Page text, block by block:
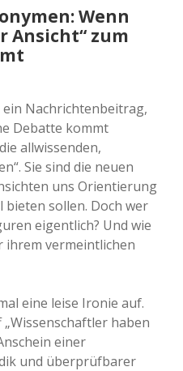
Wenn
Ansicht“ zum
ein Nachrichtenbeitrag,
Debatte kommt
allwissenden,
Sie sind die neuen
uns Orientierung
sollen. Doch wer
eigentlich? Und wie
ihrem vermeintlichen
eine leise Ironie auf.
haben
einer
und überprüfbarer